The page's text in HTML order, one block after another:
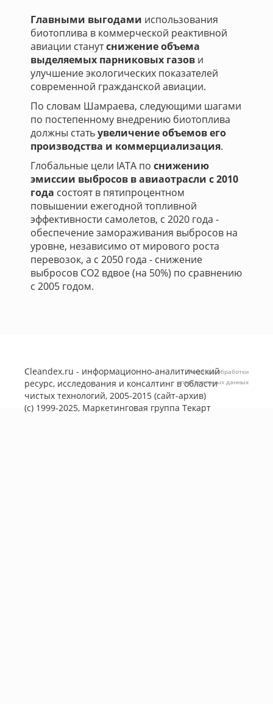
Главными выгодами использования
биотоплива в коммерческой реактивной
авиации станутснижение объема
выделяемых парниковых газов и
улучшение экологических показателей
современной гражданской авиации.
По словам Шамраева, следующими шагами
по постепенному внедрению биотоплива
должны статьувеличение объемов его
производства и коммерциализация.
Глобальные цели IATA по снижению
эмиссии выбросов в авиаотрасли с 2010
года состоят в пятипроцентном
повышении ежегодной топливной
эффективности самолетов, с 2020 года -
обеспечение замораживания выбросов на
уровне, независимо от мирового роста
перевозок, а с 2050 года - снижение
выбросов CO2 вдвое (на 50%) по сравнению
с 2005 годом.
Cleandex.ru - информационно-аналитический
ресурс, исследования и консалтинг в области
чистых технологий, 2005-2015 (сайт-архив)
(с) 1999-2025, Маркетинговая группа Текарт
Политика обработки
персональных данных